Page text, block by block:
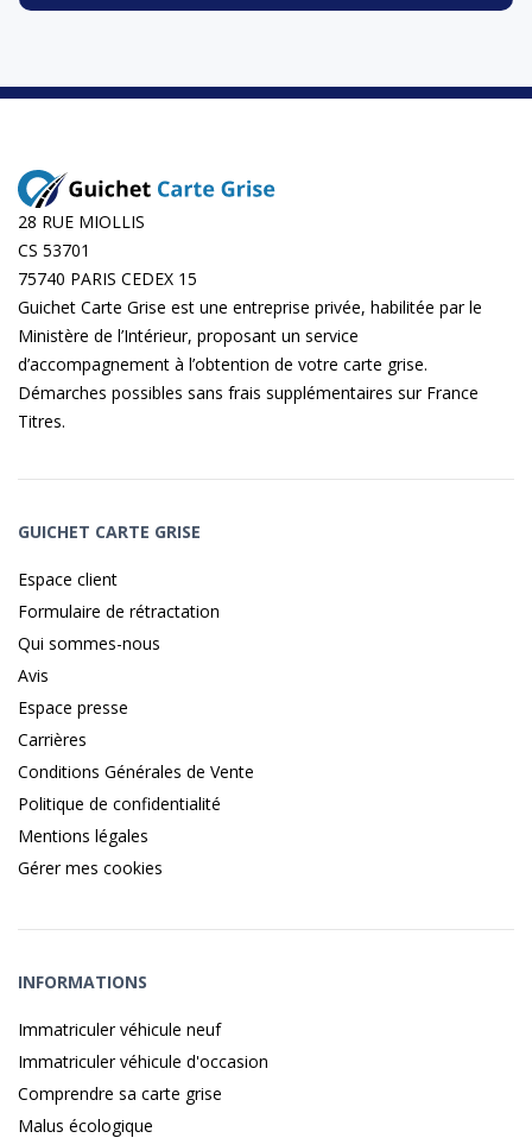
28 RUE MIOLLIS
CS 53701
75740 PARIS CEDEX 15
Guichet Carte Grise est une entreprise privée, habilitée par le
Ministère de l’Intérieur, proposant un service
d’accompagnement à l’obtention de votre carte grise.
Démarches possibles sans frais supplémentaires sur France
Titres.
GUICHET CARTE GRISE
Espace client
Formulaire de rétractation
Qui sommes-nous
Avis
Espace presse
Carrières
Conditions Générales de Vente
Politique de confidentialité
Mentions légales
Gérer mes cookies
INFORMATIONS
Immatriculer véhicule neuf
Immatriculer véhicule d'occasion
Comprendre sa carte grise
Malus écologique